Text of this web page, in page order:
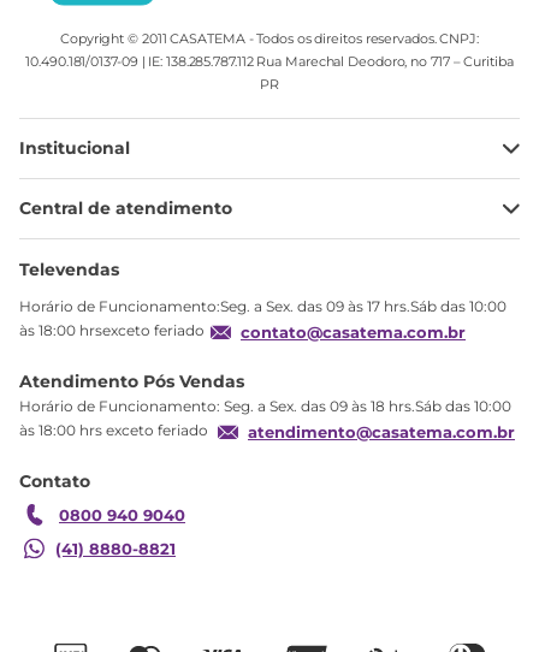
Copyright © 2011 CASATEMA - Todos os direitos reservados. CNPJ:
10.490.181/0137-09 | IE: 138.285.787.112 Rua Marechal Deodoro, no 717 – Curitiba
PR
Institucional
Minha Conta
Meus pedidos
Troca
Formas de Pagamento
Garantia
Central de atendimento
Ajuda
Televendas
Horário de Funcionamento:Seg. a Sex. das 09 às 17 hrs.Sáb das 10:00
às 18:00 hrsexceto feriado
contato@casatema.com.br
Atendimento Pós Vendas
Horário de Funcionamento: Seg. a Sex. das 09 às 18 hrs.Sáb das 10:00
às 18:00 hrs exceto feriado
atendimento@casatema.com.br
Contato
0800 940 9040
(41) 8880-8821